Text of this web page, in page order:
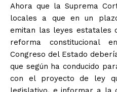
Ahora que la Suprema
locales a que en un
emitan las leyes estatales
reforma constitucional
Congreso del Estado
que según ha conducido
con el proyecto de ley